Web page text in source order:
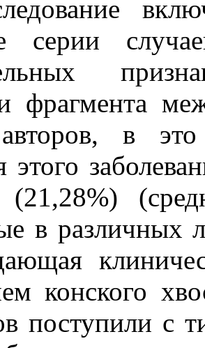
серии
фрагмента
в это
этого
в различных
конского
поступили с